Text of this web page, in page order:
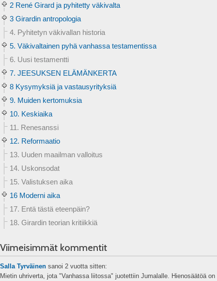
2 René Girard ja pyhitetty väkivalta
3 Girardin antropologia
4. Pyhitetyn väkivallan historia
5. Väkivaltainen pyhä vanhassa testamentissa
6. Uusi testamentti
7. JEESUKSEN ELÄMÄNKERTA
8 Kysymyksiä ja vastausyrityksiä
9. Muiden kertomuksia
10. Keskiaika
11. Renesanssi
12. Reformaatio
13. Uuden maailman valloitus
14. Uskonsodat
15. Valistuksen aika
16 Moderni aika
17. Entä tästä eteenpäin?
18. Girardin teorian kritiikkiä
Viimeisimmät kommentit
Salla Tyrväinen sanoi 2 vuotta sitten:
Mietin uhriverta, jota "Vanhassa liitossa" juotettiin Jumalalle. Hienosäätöä on